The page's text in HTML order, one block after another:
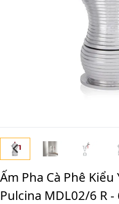
Ấm Pha Cà Phê
Pulcina MDL02/6 R